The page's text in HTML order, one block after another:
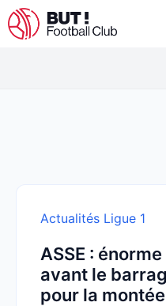
Aller
au
Actualités Ligue 1
ASSE :
avant le
pour la